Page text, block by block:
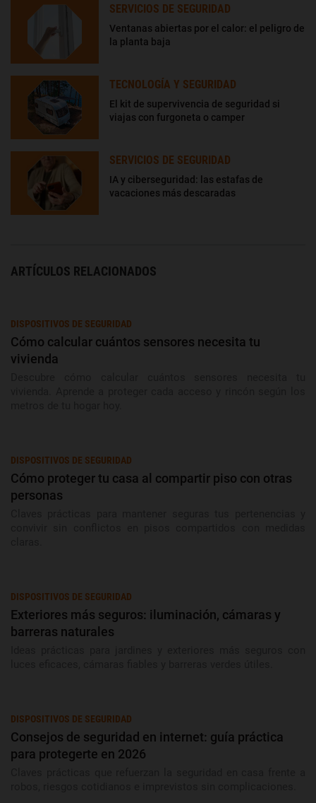
SERVICIOS DE SEGURIDAD
Ventanas abiertas por el calor: el peligro de
la planta baja
TECNOLOGÍA Y SEGURIDAD
El kit de supervivencia de seguridad si
viajas con furgoneta o camper
SERVICIOS DE SEGURIDAD
IA y ciberseguridad: las estafas de
vacaciones más descaradas
ARTÍCULOS RELACIONADOS
DISPOSITIVOS DE SEGURIDAD
Cómo calcular cuántos sensores necesita tu
vivienda
DISPOSITIVOS DE SEGURIDAD
Cómo proteger tu casa al compartir piso con otras
personas
DISPOSITIVOS DE SEGURIDAD
Exteriores más seguros: iluminación, cámaras y
barreras naturales
DISPOSITIVOS DE SEGURIDAD
Consejos de seguridad en internet: guía práctica
para protegerte en 2026